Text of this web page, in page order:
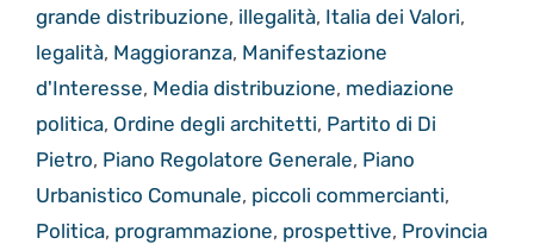
grande distribuzione, illegalità, Italia dei Valori,
legalità, Maggioranza, Manifestazione
d'Interesse, Media distribuzione, mediazione
politica, Ordine degli architetti, Partito di Di
Pietro, Piano Regolatore Generale, Piano
Urbanistico Comunale, piccoli commercianti,
Politica, programmazione, prospettive, Provincia